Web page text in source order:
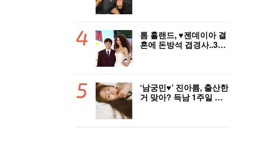
톰 홀랜드, ♥︎젠데이아 결
혼에 돈방석 겹경사..350
‘남궁민♥’ 진아름, 출산한
거 맞아? 득남 1주일 만